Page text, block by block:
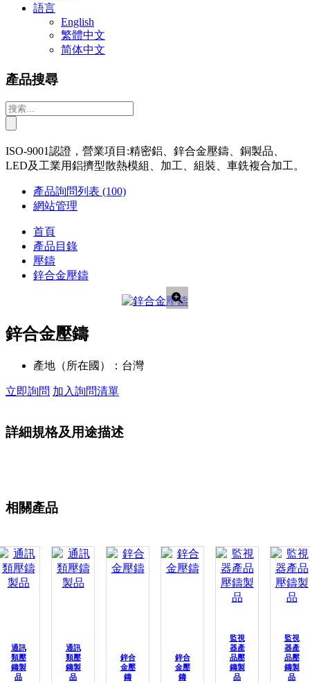
語言
English
繁體中文
简体中文
產品搜尋
ISO-9001認證，營業項目:精密鋁、鋅合金壓鑄、銅製品、
LED及工業用鋁擠型散熱模組、加工、組裝、車銑複合加工。
產品詢問列表 (100)
網站管理
首頁
產品目錄
壓鑄
鋅合金壓鑄
鋅合金壓鑄
產地（所在國）： 台灣
立即詢問 加入詢問清單
詳細規格及用途描述
相關產品
通訊
類壓
鑄製
品
通訊
類壓
鑄製
品
鋅合
金壓
鑄
鋅合
金壓
鑄
監視
器產
品壓
鑄製
品
監視
器產
品壓
鑄製
品